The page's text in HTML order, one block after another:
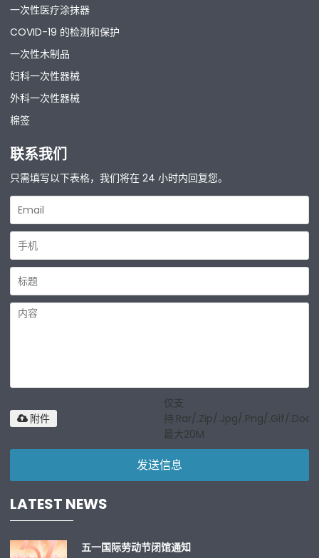
一次性医疗涂抹器
COVID-19 的检测和保护
一次性木制品
妇科一次性器械
外科一次性器械
棉签
联系我们
只需填写以下表格，我们将在 24 小时内回复您。
仅支
持.rar/.zip/.jpg/.png/.gif/.doc/
最大20M
附件
发送信息
LATEST NEWS
五一国际劳动节闭馆通知